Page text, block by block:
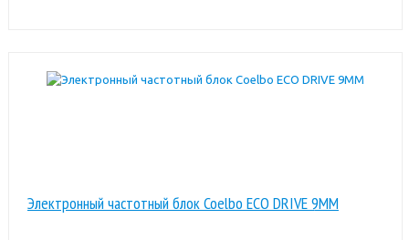
Электронный частотный блок Coelbo ECO DRIVE 9MM